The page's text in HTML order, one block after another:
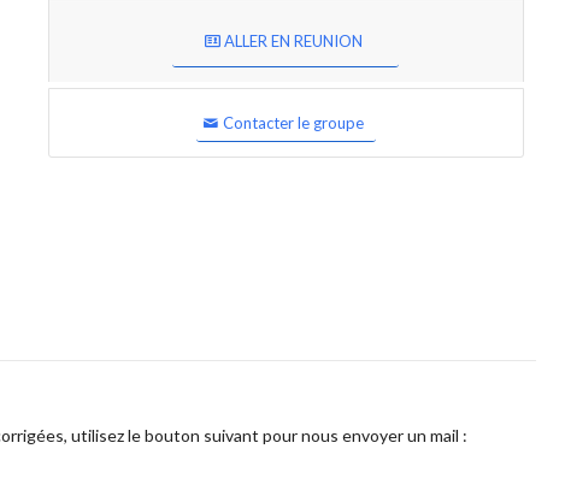
ALLER EN REUNION
Contacter le groupe
utilisez le bouton suivant pour nous envoyer un mail :